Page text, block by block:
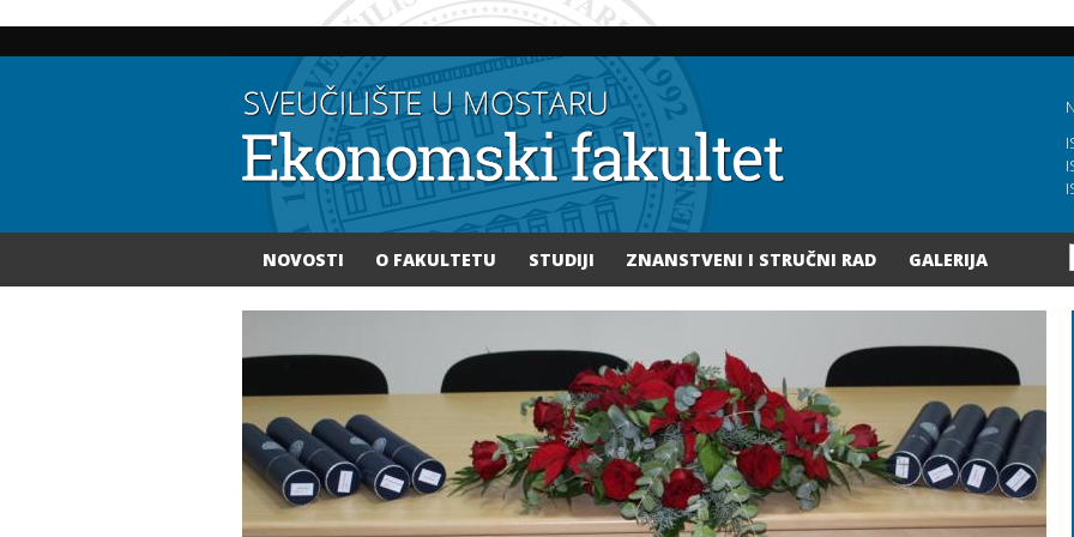
glavni
NOVOSTI O FAKULTETU STUDIJI ZNANSTVENI I STRUČNI RAD GALERIJA